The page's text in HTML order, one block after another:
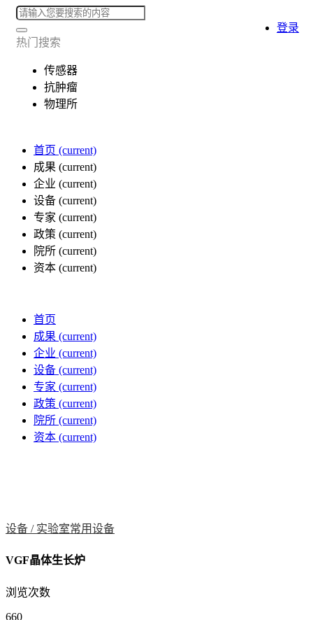
热门搜索
传感器
抗肿瘤
物理所
首页 (current)
成果 (current)
企业 (current)
设备 (current)
专家 (current)
政策 (current)
院所 (current)
资本 (current)
登录
首页
成果 (current)
企业 (current)
设备 (current)
专家 (current)
政策 (current)
院所 (current)
资本 (current)
设备 / 实验室常用设备
VGF晶体生长炉
浏览次数
660